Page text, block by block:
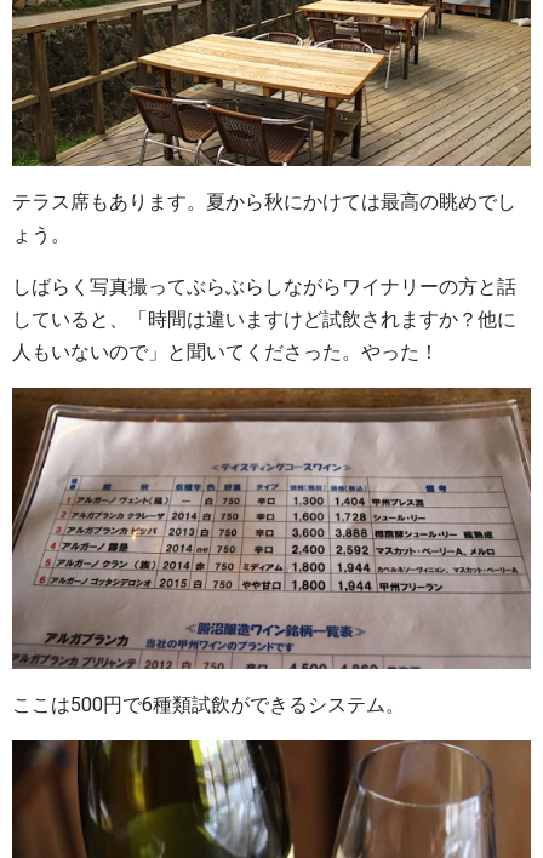
テラス席もあります。夏から秋にかけては最高の眺めでし
ょう。
しばらく写真撮ってぶらぶらしながらワイナリーの方と話
していると、「時間は違いますけど試飲されますか？他に
人もいないので」と聞いてくださった。やった！
ここは500円で6種類試飲ができるシステム。